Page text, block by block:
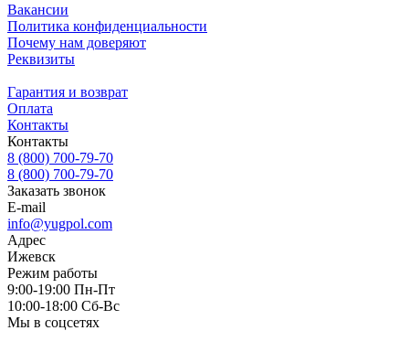
Вакансии
Политика конфиденциальности
Почему нам доверяют
Реквизиты
Гарантия и возврат
Оплата
Контакты
Контакты
8 (800) 700-79-70
8 (800) 700-79-70
Заказать звонок
E-mail
info@yugpol.com
Адрес
Ижевск
Режим работы
9:00-19:00 Пн-Пт
10:00-18:00 Cб-Вс
Мы в соцсетях